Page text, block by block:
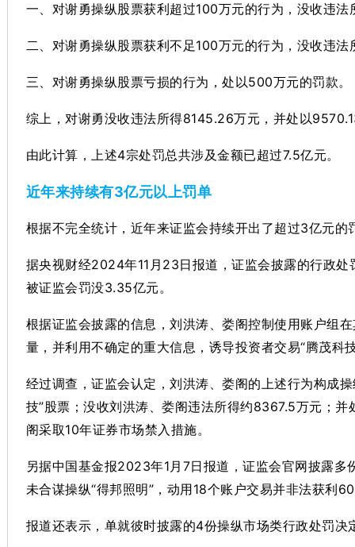
一、对谢勇操纵股票获利超过100万元的行为，没收违
二、对谢勇操纵股票获利不足100万元的行为，没收违
三、对谢勇操纵股票亏损的行为，处以500万元的罚款。
综上，对谢勇没收违法所得8145.26万元，并处以
由此计算，上述4宗处罚总共涉及金额已超过7.5亿元。
近年来持续有3亿元以上罚单
根据不完全统计，近年来证监会持续开出了超过3亿元的
据央视财经2024年11月23日报道，证监会披露的行政
被证监会罚没3.35亿元。
根据证监会披露的信息，刘洪涛、娄阁控制使用账户组
量，并利用不确定的重大信息，诱导投资者交易“腾茂科
经过调查，证监会认定，刘洪涛、娄阁的上述行为构成
技”股票；没收刘洪涛、娄阁违法所得约8367.5万元；
阁采取10年证券市场禁入措施。
另据中国基金报2023年1月7日报道，证监会官网披露
未合谋操纵“得邦照明”，动用18个账户交易并非法获利
报道还表示，单就彼时披露的4份操纵市场类行政处罚